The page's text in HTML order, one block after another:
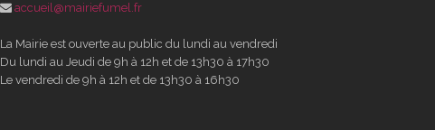
accueil@mairiefumel.fr
La Mairie est ouverte au public du lundi au vendredi
Du lundi au Jeudi de 9h à 12h et de 13h30 à 17h30
Le vendredi de 9h à 12h et de 13h30 à 16h30